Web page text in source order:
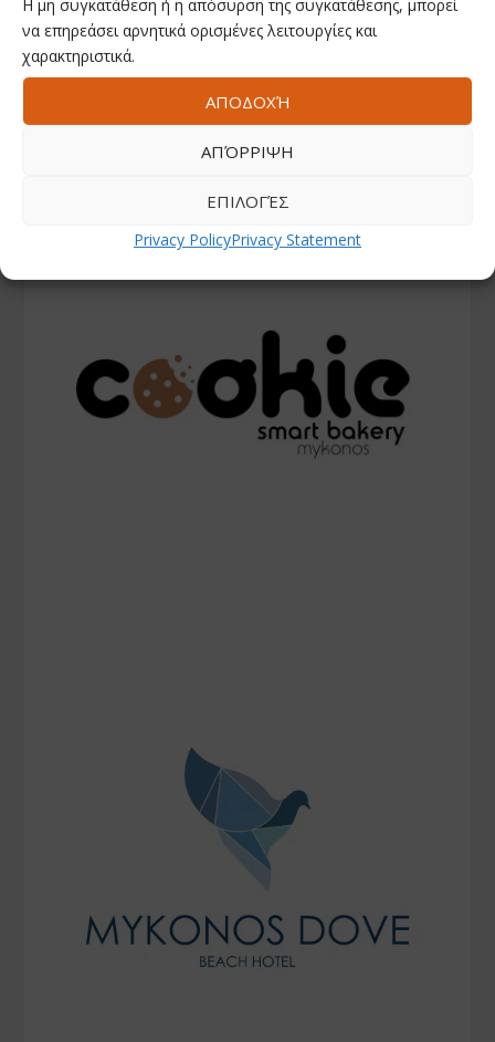
Η μη συγκατάθεση ή η απόσυρση της συγκατάθεσης, μπορεί
να επηρεάσει αρνητικά ορισμένες λειτουργίες και
χαρακτηριστικά.
ΑΠΟΔΟΧΉ
ΑΠΌΡΡΙΨΗ
ΕΠΙΛΟΓΈΣ
Privacy PolicyPrivacy Statement